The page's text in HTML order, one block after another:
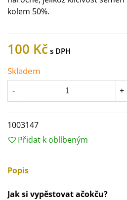
kolem 50%.
100 Kč
Skladem
- +
1003147
Přidat k oblíbeným
Popis
Jak si vypěstovat ačokču?